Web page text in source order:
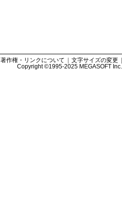
著作権・リンクについて 文字サイズの変更
Copyright ©1995-2025 MEGASOFT Inc.